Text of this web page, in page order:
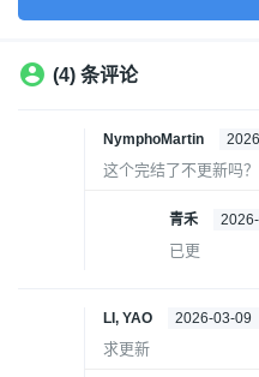
(4) 条评论
NymphoMartin
这个完结了不更新吗？
青禾
已更
LI, YAO 2026-03-09
求更新